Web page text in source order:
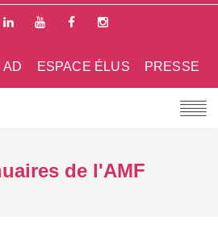
PRESSE
ESPACE ÉLUS
AD
de l'AMF